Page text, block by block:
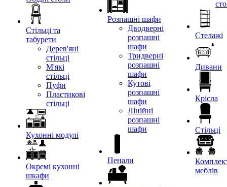
Стільці та
табурети
Дерев'яні
стільці
М'які
стільці
Пуфи
Пластикові
стільці
Кухонні модулі
Окремі кухонні
шкафи
Розпашні шафи
Дводверні
розпашні
шафи
Тридверні
розпашні
шафи
Кутові
розпашні
шафи
Лінійні
розпашні
шафи
Пенали
Стелажі
Дивани
Крісла
Стільці
меблів